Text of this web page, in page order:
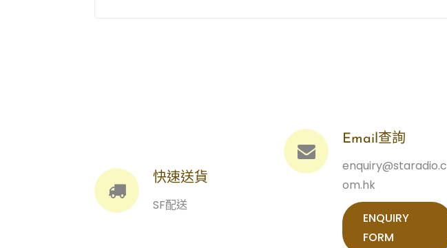
快速送貨
SF配送
Email查詢
enquiry@staradio.c
om.hk
ENQUIRY
FORM